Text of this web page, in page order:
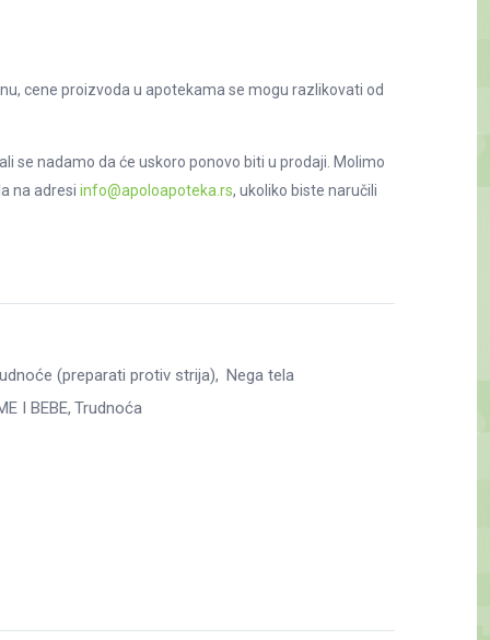
cene proizvoda u apotekama se mogu razlikovati od
se nadamo da će uskoro ponovo biti u prodaji. Molimo
na adresi info@apoloapoteka.rs, ukoliko biste naručili
(preparati protiv strija)
Nega tela
I BEBE Trudnoća